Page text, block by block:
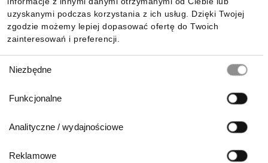
uzyskanymi podczas korzystania z ich usług. Dzięki Twojej
zgodzie możemy lepiej dopasować ofertę do Twoich
zainteresowań i preferencji.
zgody
Niezbędne
Funkcjonalne
Analityczne / wydajnościowe
Reklamowe